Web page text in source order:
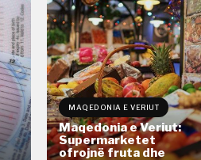
MAQEDONIA E VERIUT
Maqedonia e Veriut:
Supermarketet
ofrojnë fruta dhe